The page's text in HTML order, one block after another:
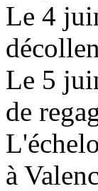
Le 4
Le 5
de
à